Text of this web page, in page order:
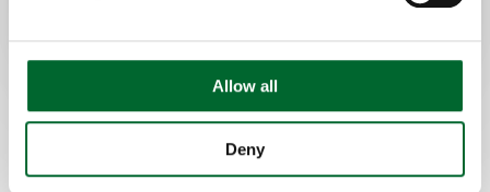
Allow all
Deny